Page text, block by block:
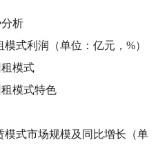
析
模式利润（单位：亿元，%）
模式
模式特色
模式市场规模及同比增长（单